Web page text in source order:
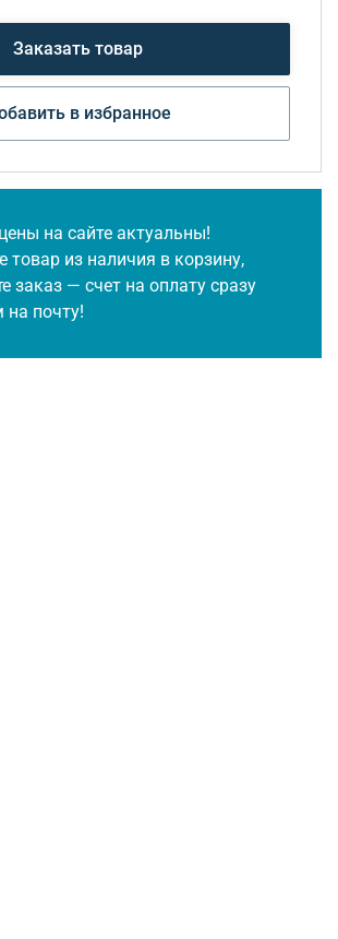
Заказать товар
в избранное
на сайте актуальны!
товар из наличия в корзину,
заказ — счет на оплату сразу
на почту!